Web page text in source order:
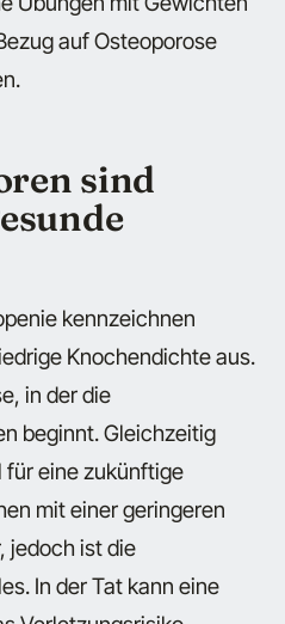
auf Osteoporose
sind
kennzeichnen
Knochendichte aus.
in der die
beginnt. Gleichzeitig
für eine zukünftige
mit einer geringeren
jedoch ist die
In der Tat kann eine